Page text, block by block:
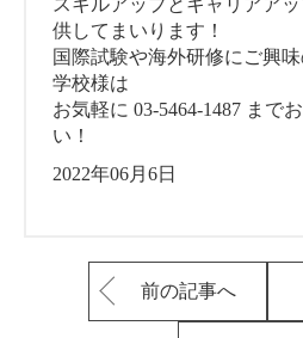
供してまいります！
国際試験や海外研修にご興
学校様は
お気軽に 03-5464-1487 まで
い！
2022年06月6日
前の記事へ